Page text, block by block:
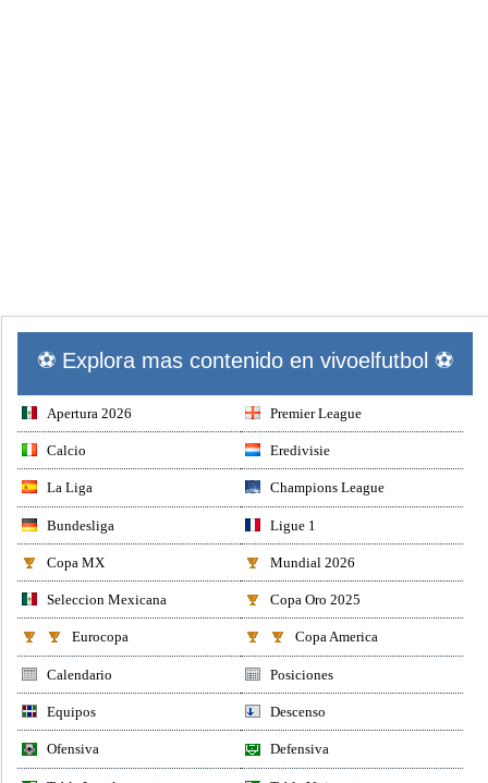
⚽ Explora mas contenido en vivoelfutbol ⚽
Apertura 2026 Premier League
Calcio Eredivisie
La Liga Champions League
Bundesliga Ligue 1
Copa MX Mundial 2026
Seleccion Mexicana Copa Oro 2025
Eurocopa Copa America
Calendario Posiciones
Equipos Descenso
Ofensiva Defensiva